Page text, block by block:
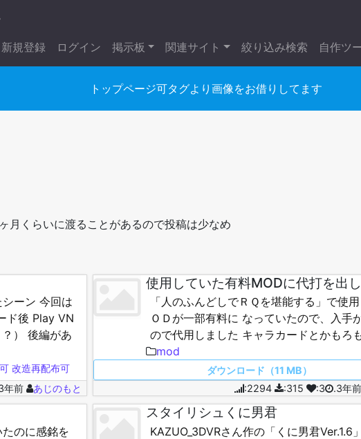
新規登録 ログイン 掲示板 関連サイト 絞り込み検索 自作ツ
トップページ可タグより画像をお借りしてます
月くらいに渡ることがあるので投稿は少なめ
ーン 今回は
ド後 Play VN
） 後編があ
し…
改造再配布可
年前 あじのもと
使用していた有料MODに代打を出
「人のふんどしでＲＱを堪能する」で使
ＯＤが一部有料に なっていたので、入手
ので代用しました キャラカードとかもろ
ので↓こっちに置いときました
https://ux.getuploader.…
mod
ダウンロード（11 MB）
:2294
:315 :3 .3年
のに感銘を
スタイリシュくに男君
KAZUO_3DVRさん作の「くに男君Ver.1.6